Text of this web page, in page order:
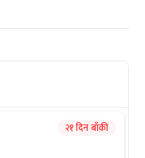
२१ दिन बाँकी